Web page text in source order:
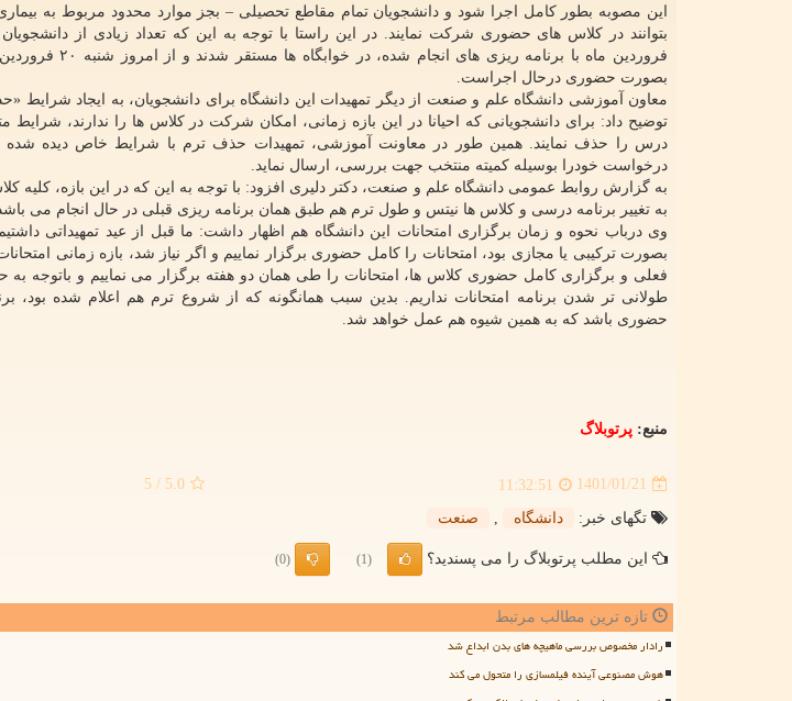
این مصوبه بطور کامل اجرا شود و دانشجویان تمام مقاطع تحصیلی – بجز موارد محدود مربوط به
فروردین ماه با برنامه
بصورت حضوری درحال اجراست.
معاون آموزشی دانشگاه علم و صنعت از دیگر تمهیدات این دانشگاه برای دانشجویان، به ایجاد
توضیح داد: برای دانشجویانی که احیانا در این بازه زمانی، امکان شرکت در کلاس ها را ندارند، شرایط
درس را حذف نمایند. همین طور در معاونت آموزشی، تمهیدات حذف ترم با شرایط خاص دیده شده
درخواست خودرا بوسیله کمیته منتخب جهت بررسی، ارسال نماید.
به گزارش روابط عمومی دانشگاه علم و صنعت، دکتر دلیری افزود: با توجه به این که در این بازه، کلیه
به تغییر برنامه درسی و کلاس ها نیتس و طول ترم هم طبق همان برنامه ریزی قبلی در حال انجام می
وی درباب نحوه و زمان برگزاری امتحانات این دانشگاه هم اظهار داشت: ما قبل از عید تمهیداتی
بصورت ترکیبی یا مجازی بود، امتحانات را کامل حضوری برگزار نماییم و اگر نیاز شد، بازه زمانی
فعلی و برگزاری کامل حضوری کلاس ها، امتحانات را طی همان دو هفته برگزار می نماییم و باتوجه به
طولانی تر شدن برنامه امتحانات نداریم. بدین سبب همانگونه که از شروع ترم هم اعلام شده بود،
حضوری باشد که به همین شیوه هم عمل خواهد شد.
منبع: پرتوبلاگ
1401/01/21
11:32:51
5.0
/ 5
تگهای خبر: دانشگاه , صنعت
این مطلب پرتوبلاگ را می پسندید؟ (1)
(0)
تازه ترین مطالب مرتبط
رادار مخصوص بررسی ماهیچه های بدن ابداع شد
هوش مصنوعی آینده فیلمسازی را متحول می کند